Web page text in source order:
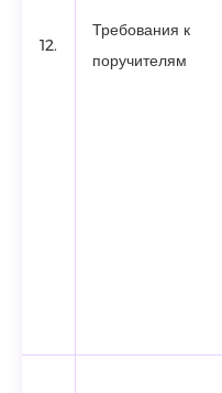
12.
Требования к
поручителям